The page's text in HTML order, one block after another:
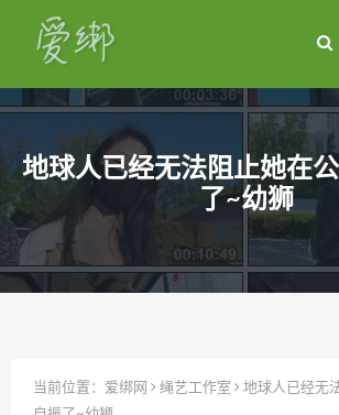
地球人已经无法阻止她在
了~幼狮
当前位置： 爱绑网 绳艺工作室
地球人已经无